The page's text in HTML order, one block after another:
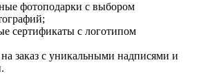
фотоподарки с выбором
сертификаты с логотипом
заказ с уникальными надписями и